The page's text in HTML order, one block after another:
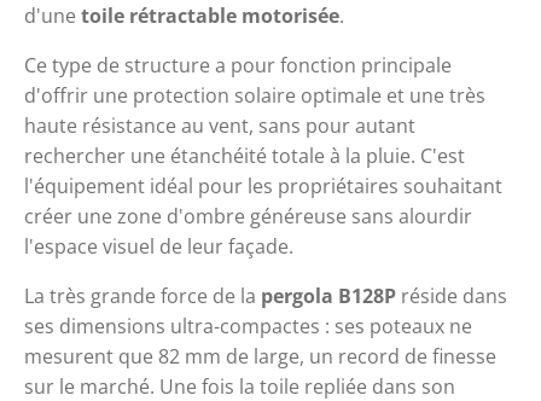
d'une toile rétractable motorisée.
Ce type de structure a pour fonction principale
d'offrir une protection solaire optimale et une très
haute résistance au vent, sans pour autant
rechercher une étanchéité totale à la pluie. C'est
l'équipement idéal pour les propriétaires souhaitant
créer une zone d'ombre généreuse sans alourdir
l'espace visuel de leur façade.
La très grande force de la pergola B128P réside dans
ses dimensions ultra-compactes : ses poteaux ne
mesurent que 82 mm de large, un record de finesse
sur le marché. Une fois la toile repliée dans son